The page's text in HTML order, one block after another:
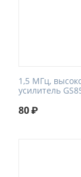
1,5 МГц,
усилитель
80₽